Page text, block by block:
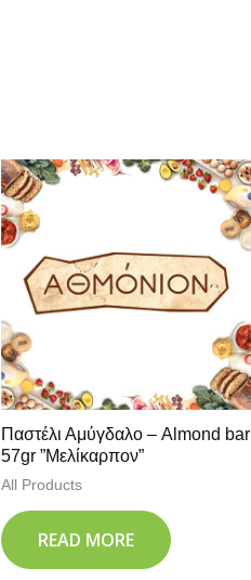
Παστέλι Αμύγδαλο – Almond bar
57gr ”Μελίκαρπον”
All Products
READ MORE